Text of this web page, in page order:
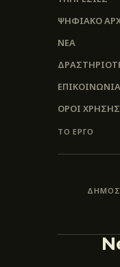
ΨΗΦΙΑΚΌ
ΝΕΑ
ΕΠΙΚΟΙΝΩΝΊΑ
ΌΡΟΙ ΧΡΉΣΗΣ
ΤΟ ΕΡΓΟ
ΔΗΜΟΣ